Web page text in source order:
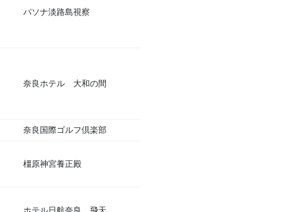
パソナ淡路島視察
奈良ホテル 大和の間
奈良国際ゴルフ倶楽部
橿原神宮養正殿